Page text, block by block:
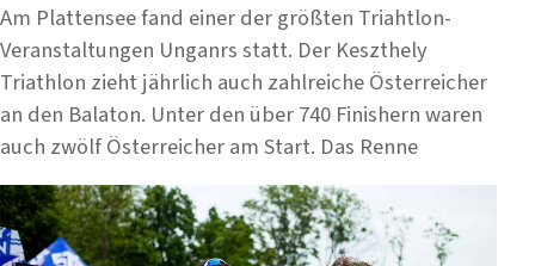
Am Plattensee fand einer der größten Triahtlon-
Veranstaltungen Unganrs statt. Der Keszthely
Triathlon zieht jährlich auch zahlreiche Österreicher
an den Balaton. Unter den über 740 Finishern waren
auch zwölf Österreicher am Start. Das Renne